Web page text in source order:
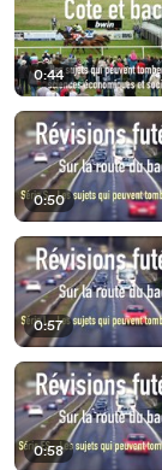
0:44
0:50
0:57
0:58